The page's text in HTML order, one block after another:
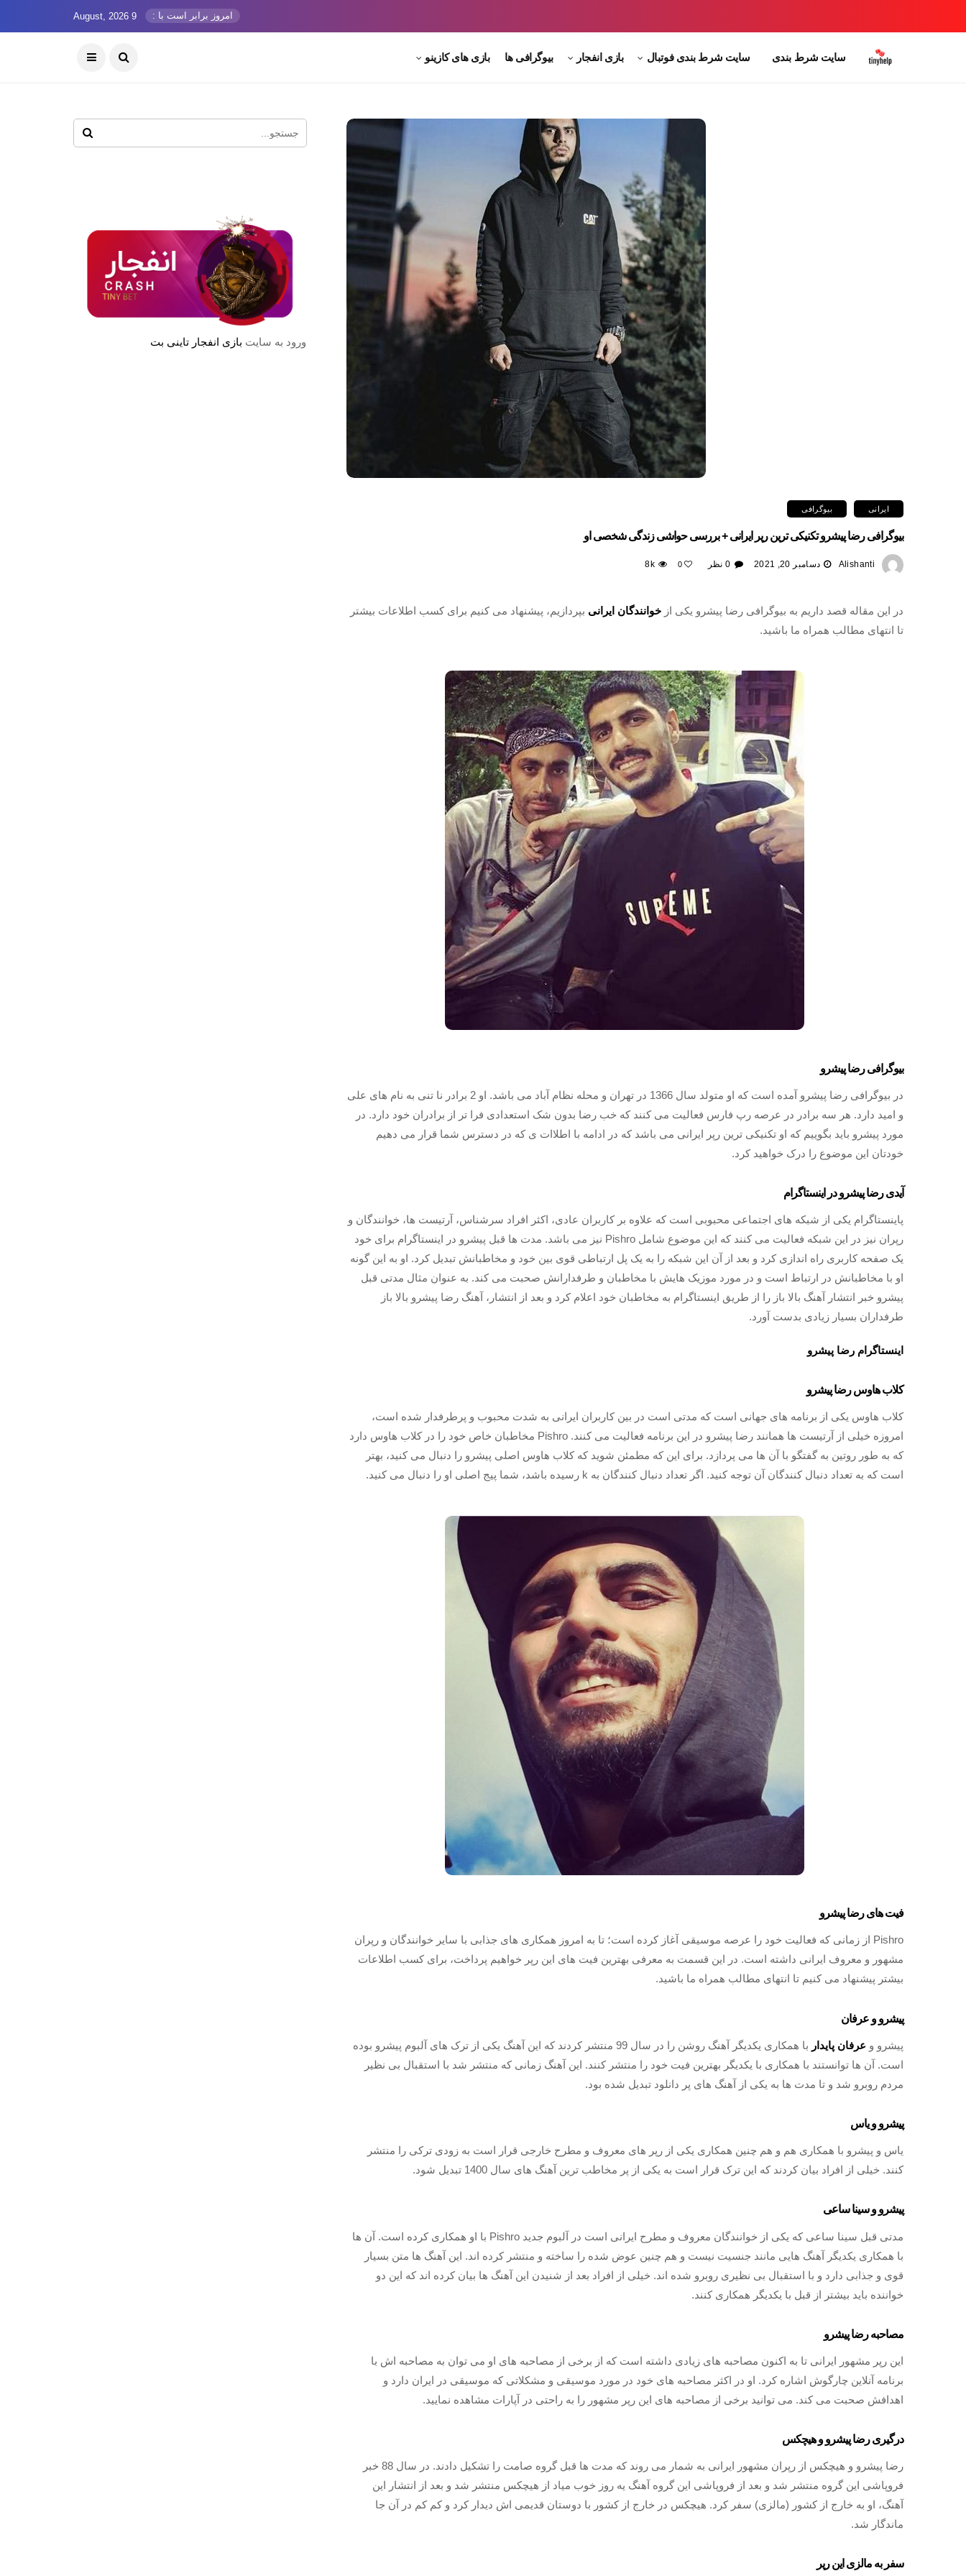
امروز برابر است با : 9 August, 2026
سایت شرط بندی سایت شرط بندی فوتبال بازی انفجار بیوگرافی ها بازی های کازینو
ایرانی بیوگرافی
بیوگرافی رضا پیشرو تکنیکی ترین رپر ایرانی + بررسی حواشی زندگی شخصی او
Alishanti دسامبر 20, 2021 0 نظر 0
8k
در این مقاله قصد داریم به بیوگرافی رضا پیشرو یکی از خوانندگان ایرانی بپردازیم، پیشنهاد می‌ کنیم برای کسب اطلاعات بیشتر
تا انتهای مطالب همراه ما باشید.
بیوگرافی رضا پیشرو
در بیوگرافی رضا پیشرو آمده است که او متولد سال 1366 در تهران و محله نظام آباد می باشد. او 2 برادر نا تنی به نام های علی
و امید دارد. هر سه برادر در عرصه رپ فارس فعالیت می کنند که خب رضا بدون شک استعدادی فرا تر از برادران خود دارد. در
مورد پیشرو باید بگوییم که او تکنیکی ترین رپر ایرانی می باشد که در ادامه با اطلاات ی که در دسترس شما قرار می دهیم
خودتان این موضوع را درک خواهید کرد.
آیدی رضا پیشرو در اینستاگرام
پاینستاگرام یکی از شبکه‌ های اجتماعی محبوبی است که علاوه بر کاربران عادی، اکثر افراد سرشناس، آرتیست ها، خوانندگان و
رپران نیز در این شبکه فعالیت می‌ کنند که این موضوع شامل Pishro نیز می‌ باشد. مدت ها قبل پیشرو در اینستاگرام برای خود
یک صفحه کاربری راه اندازی کرد و بعد از آن این شبکه را به یک پل ارتباطی قوی بین خود و مخاطبانش تبدیل کرد. او به این گونه
او با مخاطبانش در ارتباط است و در مورد موزیک هایش با مخاطبان و طرفدارانش صحبت می‌ کند. به عنوان مثال مدتی قبل
پیشرو خبر انتشار آهنگ بالا باز را از طریق اینستاگرام به مخاطبان خود اعلام کرد و بعد از انتشار، آهنگ رضا پیشرو بالا باز
طرفداران بسیار زیادی بدست آورد.
اینستاگرام رضا پیشرو
کلاب هاوس رضا پیشرو
کلاب هاوس یکی از برنامه‌ های جهانی است که مدتی است در بین کاربران ایرانی به شدت محبوب و پرطرفدار شده است،
امروزه خیلی از آرتیست ها همانند رضا پیشرو در این برنامه فعالیت می‌ کنند. Pishro مخاطبان خاص خود را در کلاب هاوس دارد
که به طور روتین به گفتگو با آن ها می‌ پردازد. برای این که مطمئن شوید که کلاب هاوس اصلی پیشرو را دنبال می کنید، بهتر
است که به تعداد دنبال کنندگان آن توجه کنید. اگر تعداد دنبال کنندگان به k رسیده باشد، شما پیج اصلی او را دنبال می کنید.
فیت های رضا پیشرو
Pishro از زمانی که فعالیت خود را عرصه موسیقی آغاز کرده است؛ تا به امروز همکاری های جذابی با سایر خوانندگان و رپران
مشهور و معروف ایرانی داشته است. در این قسمت به معرفی بهترین فیت های این رپر خواهیم پرداخت، برای کسب اطلاعات
بیشتر پیشنهاد می کنیم تا انتهای مطالب همراه ما باشید.
پیشرو و عرفان
پیشرو و عرفان پایدار
با همکاری یکدیگر آهنگ روشن را در سال 99 منتشر کردند که این آهنگ یکی از ترک های آلبوم پیشرو بوده
است. آن ها توانستند با همکاری با یکدیگر بهترین فیت خود را منتشر کنند. این آهنگ زمانی که منتشر شد با استقبال بی نظیر
مردم روبرو شد و تا مدت ها به یکی از آهنگ های پر دانلود تبدیل شده بود.
پیشرو و یاس
یاس و پیشرو با همکاری هم و هم چنین همکاری یکی از رپر های معروف و مطرح خارجی قرار است به زودی ترکی را منتشر
کنند. خیلی از افراد بیان کردند که این ترک قرار است به یکی از پر مخاطب ترین آهنگ های سال 1400 تبدیل شود.
پیشرو و سینا ساعی
مدتی قبل سینا ساعی که یکی از خوانندگان معروف و مطرح ایرانی است در آلبوم جدید Pishro با او همکاری کرده است. آن ها
با همکاری یکدیگر آهنگ هایی مانند جنسیت نیست و هم چنین عوض شده را ساخته و منتشر کرده اند. این آهنگ ها متن بسیار
قوی و جذابی دارد و با استقبال بی نظیری روبرو شده اند. خیلی از افراد بعد از شنیدن این آهنگ ها بیان کرده اند که این دو
خواننده باید بیشتر از قبل با یکدیگر همکاری کنند.
مصاحبه رضا پیشرو
این رپر مشهور ایرانی تا به اکنون مصاحبه‌ های زیادی داشته است که از برخی از مصاحبه های او می‌ توان به مصاحبه اش با
برنامه آنلاین چارگوش اشاره کرد. او در اکثر مصاحبه های خود در مورد موسیقی و مشکلاتی که موسیقی در ایران دارد و
اهدافش صحبت می کند. می توانید برخی از مصاحبه‌ های این رپر مشهور را به راحتی در آپارات مشاهده نمایید.
درگیری رضا پیشرو و هیچکس
رضا پیشرو و هیچکس از رپران مشهور ایرانی به شمار می روند که مدت ها قبل گروه صامت را تشکیل دادند. در سال 88 خبر
فروپاشی این گروه منتشر شد و بعد از فروپاشی این گروه آهنگ یه روز خوب میاد از هیچکس منتشر شد و بعد از انتشار این
آهنگ، او به خارج از کشور (مالزی) سفر کرد. هیچکس در خارج از کشور با دوستان قدیمی اش دیدار کرد و کم‌ کم در آن جا
ماندگار شد.
سفر به مالزی این رپر
ورود به سایت بازی انفجار تاینی بت